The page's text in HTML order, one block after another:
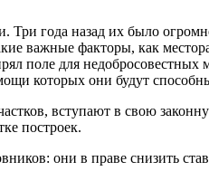
Три года назад их было
важные факторы, как
поле для
которых они будут
вступают в свою
построек.
они в праве снизить